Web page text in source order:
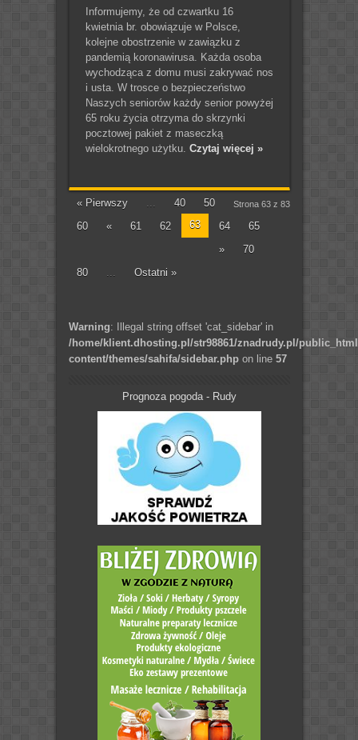
Informujemy, że od czwartku 16
kwietnia br. obowiązuje w Polsce,
kolejne obostrzenie w zawiązku z
pandemią koronawirusa. Każda osoba
wychodząca z domu musi zakrywać nos
i usta. W trosce o bezpieczeństwo
Naszych seniorów każdy senior powyżej
65 roku życia otrzyma do skrzynki
pocztowej pakiet z maseczką
wielokrotnego użytku. Czytaj więcej »
Strona 63 z 83
« Pierwszy 40
50
60
« 61 62 63 64
65
»
70
80
Ostatni »
Warning: Illegal string offset 'cat_sidebar' in
/home/klient.dhosting.pl/str98861/znadrudy.pl/
content/themes/sahifa/sidebar.phpon line 57
Prognoza pogoda - Rudy